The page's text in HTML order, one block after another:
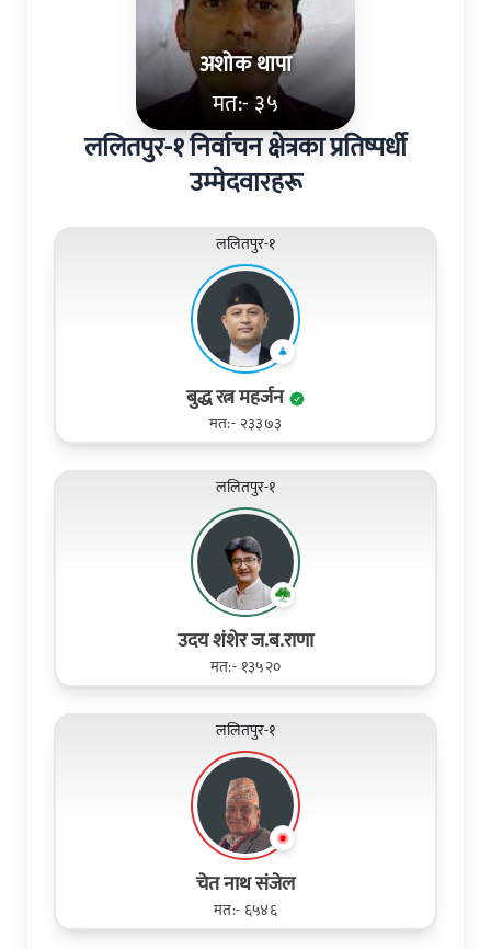
अशोक थापा
मत:- ३५
ललितपुर-१ निर्वाचन क्षेत्रका प्रतिष्पर्धी
उम्मेदवारहरू
ललितपुर-१
बुद्ध रत्न महर्जन
मत:- २३३७३
ललितपुर-१
उदय शंशेर ज.ब.राणा
मत:- १३५२०
ललितपुर-१
चेत नाथ संजेल
मत:- ६५४६